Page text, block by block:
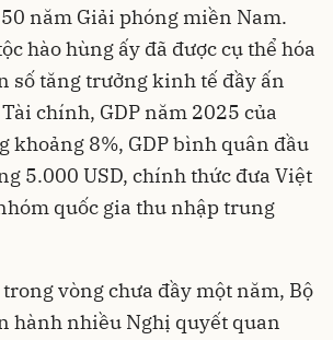
năm Giải phóng miền Nam.
hào hùng ấy đã được cụ thể hóa
số tăng trưởng kinh tế đầy ấn
chính, GDP năm 2025 của
khoảng 8%, GDP bình quân đầu
5.000 USD, chính thức đưa Việt
quốc gia thu nhập trung
vòng chưa đầy một năm, Bộ
hành nhiều Nghị quyết quan